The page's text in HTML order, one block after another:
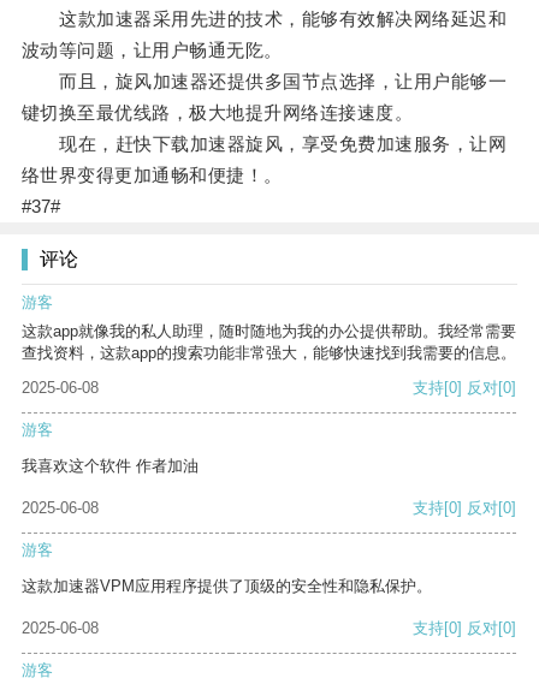
这款加速器采用先进的技术，能够有效解决网络延迟和
波动等问题，让用户畅通无阣。
而且，旋风加速器还提供多国节点选择，让用户能够一
键切换至最优线路，极大地提升网络连接速度。
现在，赶快下载加速器旋风，享受免费加速服务，让网
络世界变得更加通畅和便捷！。
#37#
评论
游客
这款app就像我的私人助理，随时随地为我的办公提供帮助。我经常需要
查找资料，这款app的搜索功能非常强大，能够快速找到我需要的信息。
2025-06-08
支持[0] 反对[0]
游客
我喜欢这个软件 作者加油
2025-06-08 支持[0] 反对[0]
游客
这款加速器VPM应用程序提供了顶级的安全性和隐私保护。
2025-06-08 支持[0] 反对[0]
游客